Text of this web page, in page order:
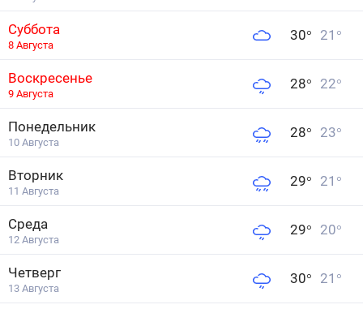
Суббота
8 Августа
30° 21 °
Воскресенье
9 Августа
28° 22°
Понедельник
10 Августа
28° 23°
Вторник
11 Августа
29° 21 °
Среда
12 Августа
29° 20°
Четверг
13 Августа
30° 21 °